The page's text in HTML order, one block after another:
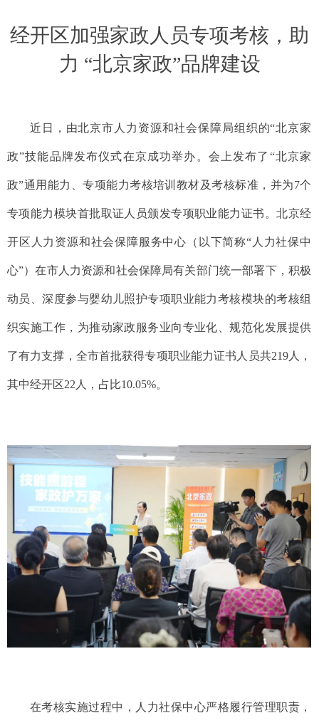
经开区加强家政人员专项考核，助
力 “北京家政”品牌建设
近日，由北京市人力资源和社会保障局组织的“北京家
政”技能品牌发布仪式在京成功举办。会上发布了“北京家
政”通用能力、专项能力考核培训教材及考核标准，并为7个
专项能力模块首批取证人员颁发专项职业能力证书。北京经
开区人力资源和社会保障服务中心（以下简称“人力社保中
心”）在市人力资源和社会保障局有关部门统一部署下，积极
动员、深度参与婴幼儿照护专项职业能力考核模块的考核组
织实施工作，为推动家政服务业向专业化、规范化发展提供
了有力支撑，全市首批获得专项职业能力证书人员共219人，
其中经开区22人，占比10.05%。
在考核实施过程中，人力社保中心严格履行管理职责，